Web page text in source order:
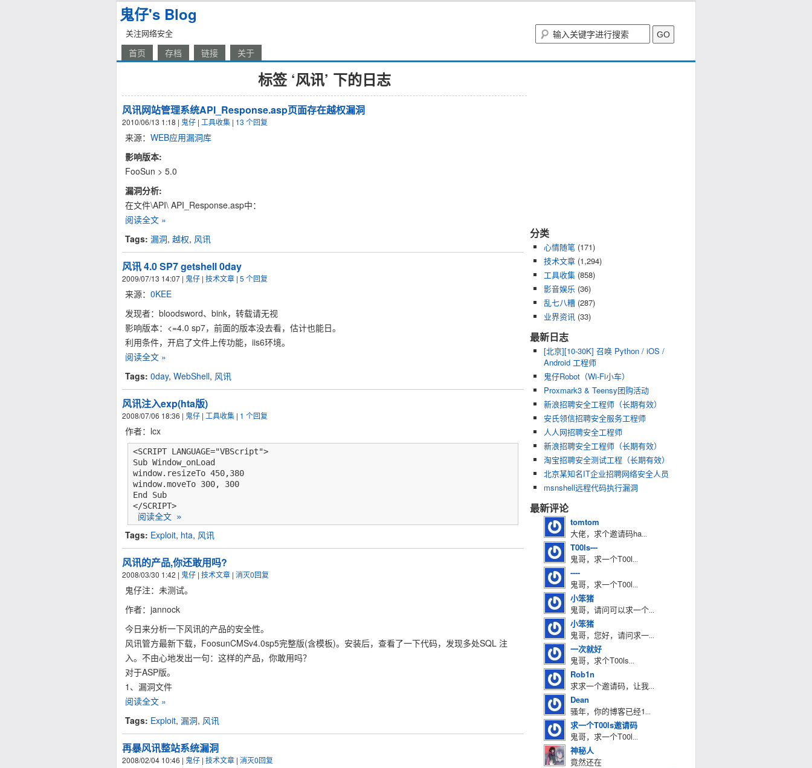
鬼仔's Blog
关注网络安全
首页 存档 链接 关于
标签 ‘风讯’ 下的日志
风讯网站管理系统API_Response.asp页面存在越权漏洞
2010/06/13 1:18 | 鬼仔 | 工具收集 | 13 个回复
来源： WEB应用漏洞库
影响版本:
FooSun > 5.0
漏洞分析:
在文件\API\ API_Response.asp中：
阅读全文 »
Tags: 漏洞, 越权, 风讯
风讯 4.0 SP7 getshell 0day
2009/07/13 14:07 | 鬼仔 | 技术文章 | 5 个回复
来源： 0KEE
发现者：bloodsword、bink，转载请无视
影响版本：<=4.0 sp7，前面的版本没去看，估计也能日。
利用条件，开启了文件上传功能，iis6环境。
阅读全文 »
Tags: 0day, WebShell, 风讯
风讯注入exp(hta版)
2008/07/06 18:36 | 鬼仔 | 工具收集 | 1 个回复
作者：lcx
<SCRIPT LANGUAGE="VBScript">
Sub Window_onLoad
window.resizeTo 450,380
window.moveTo 300, 300
End Sub
</SCRIPT>
阅读全文 »
Tags: Exploit, hta, 风讯
风讯的产品,你还敢用吗?
2008/03/30 1:42 | 鬼仔 | 技术文章 | 消灭0回复
鬼仔注：未测试。
作者：jannock
今日来分析一下风讯的产品的安全性。
风讯管方最新下载，FoosunCMSv4.0sp5完整版(含模板)。安装后，查看了一下代码，发现多处SQL 注
入。不由心地发出一句：这样的产品，你敢用吗？
对于ASP版。
1、漏洞文件
阅读全文 »
Tags: Exploit, 漏洞, 风讯
再暴风讯整站系统漏洞
2008/02/04 10:46 | 鬼仔 | 技术文章 | 消灭0回复
分类
心情随笔 (171)
技术文章 (1,294)
工具收集 (858)
影音娱乐 (36)
乱七八糟 (287)
业界资讯 (33)
最新日志
[北京][10-30K] 召唤 Python / iOS /
Android 工程师
鬼仔Robot（Wi-Fi小车）
Proxmark3 & Teensy团购活动
新浪招聘安全工程师（长期有效）
安氏领信招聘安全服务工程师
人人网招聘安全工程师
新浪招聘安全工程师（长期有效）
淘宝招聘安全测试工程（长期有效）
北京某知名IT企业招聘网络安全人员
msnshell远程代码执行漏洞
最新评论
tomtom
大佬，求个邀请码ha...
T00ls---
鬼哥，求一个T00l...
----
鬼哥，求一个T00l...
小笨猪
鬼哥，请问可以求一个...
小笨猪
鬼哥，您好，请问求一...
一次就好
鬼哥，求个T00ls...
Rob1n
求求一个邀请码，让我...
Dean
骚年，你的博客已经1...
求一个T00ls邀请码
鬼哥，求一个T00l...
神秘人
竟然还在